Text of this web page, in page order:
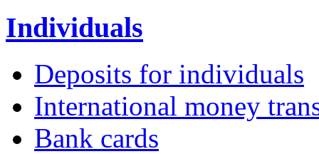
Individuals
Deposits for individuals
International money
Bank cards